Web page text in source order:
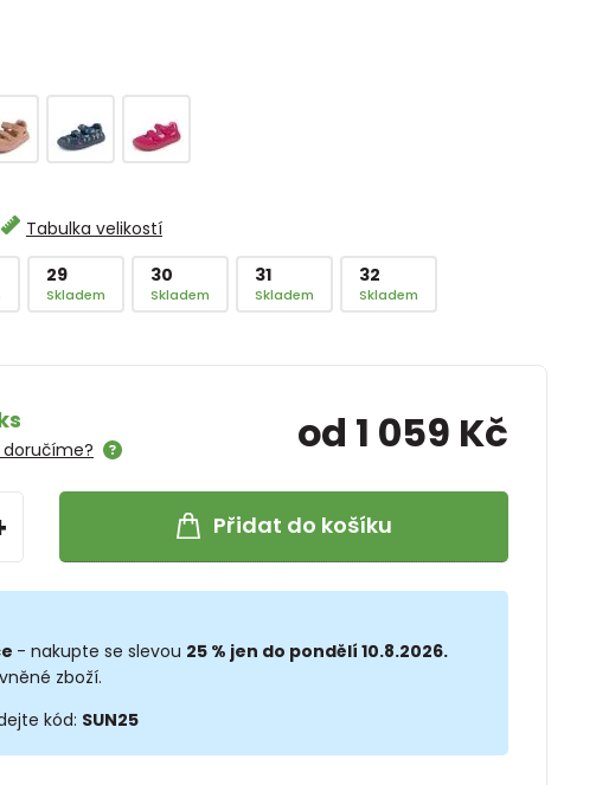
Tabulka velikostí
29
Skladem
30
Skladem
31
Skladem
32
Skladem
od 1 059 Kč
Přidat do košíku
- nakupte se slevou 25 % jen do pondělí 10.8.2026.
zboží.
kód: SUN25